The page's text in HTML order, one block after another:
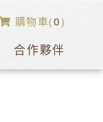
合作夥伴
購物車(0)